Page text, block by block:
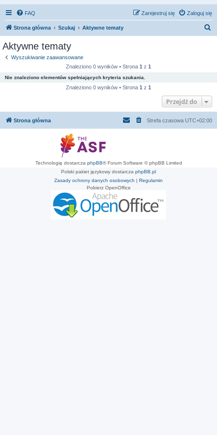
FAQ Zaloguj się
Zarejestruj się
Strona główna Szukaj Aktywne tematy
Aktywne tematy
Wyszukiwanie zaawansowane
Znaleziono 0 wyników • Strona 1 z 1
Nie znaleziono elementów spełniających kryteria szukania.
Znaleziono 0 wyników • Strona 1 z 1
Przejdź do
Strona główna Strefa czasowa UTC+02:00
Technologię dostarcza phpBB® Forum Software © phpBB Limited
Polski pakiet językowy dostarcza phpBB.pl
Zasady ochrony danych osobowych | Regulamin
Pobierz OpenOffice